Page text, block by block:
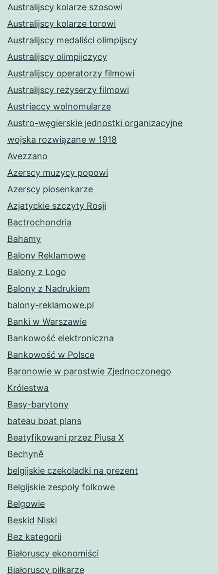
Australijscy kolarze szosowi
Australijscy kolarze torowi
Australijscy medaliści olimpijscy
Australijscy olimpijczycy
Australijscy operatorzy filmowi
Australijscy reżyserzy filmowi
Austriaccy wolnomularze
Austro-węgierskie jednostki organizacyjne
wojska rozwiązane w 1918
Avezzano
Azerscy muzycy popowi
Azerscy piosenkarze
Azjatyckie szczyty Rosji
Bactrochondria
Bahamy
Balony Reklamowe
Balony z Logo
Balony z Nadrukiem
balony-reklamowe.pl
Banki w Warszawie
Bankowość elektroniczna
Bankowość w Polsce
Baronowie w parostwie Zjednoczonego
Królestwa
Basy-barytony
bateau boat plans
Beatyfikowani przez Piusa X
Bechyně
belgijskie czekoladki na prezent
Belgijskie zespoły folkowe
Belgowie
Beskid Niski
Bez kategorii
Białoruscy ekonomiści
Białoruscy piłkarze